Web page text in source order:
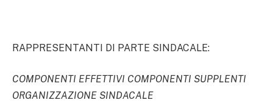
RAPPRESENTANTI DI PARTE SINDACALE:
COMPONENTI EFFETTIVI COMPONENTI SUPPLENTI
ORGANIZZAZIONE SINDACALE